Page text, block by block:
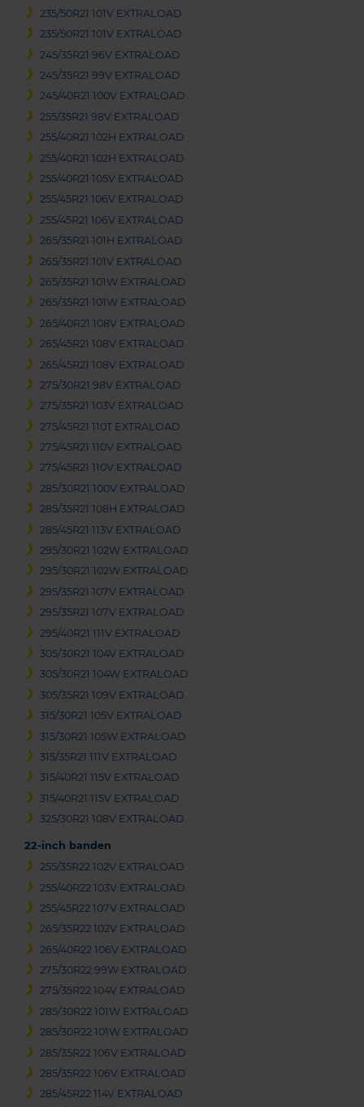
235/50R21 101V EXTRALOAD
235/50R21 101V EXTRALOAD
245/35R21 96V EXTRALOAD
245/35R21 99V EXTRALOAD
245/40R21 100V EXTRALOAD
255/35R21 98V EXTRALOAD
255/40R21 102H EXTRALOAD
255/40R21 102H EXTRALOAD
255/40R21 105V EXTRALOAD
255/45R21 106V EXTRALOAD
255/45R21 106V EXTRALOAD
265/35R21 101H EXTRALOAD
265/35R21 101V EXTRALOAD
265/35R21 101W EXTRALOAD
265/35R21 101W EXTRALOAD
265/40R21 108V EXTRALOAD
265/45R21 108V EXTRALOAD
265/45R21 108V EXTRALOAD
275/30R21 98V EXTRALOAD
275/35R21 103V EXTRALOAD
275/45R21 110T EXTRALOAD
275/45R21 110V EXTRALOAD
275/45R21 110V EXTRALOAD
285/30R21 100V EXTRALOAD
285/35R21 108H EXTRALOAD
285/45R21 113V EXTRALOAD
295/30R21 102W EXTRALOAD
295/30R21 102W EXTRALOAD
295/35R21 107V EXTRALOAD
295/35R21 107V EXTRALOAD
295/40R21 111V EXTRALOAD
305/30R21 104V EXTRALOAD
305/30R21 104W EXTRALOAD
305/35R21 109V EXTRALOAD
315/30R21 105V EXTRALOAD
315/30R21 105W EXTRALOAD
315/35R21 111V EXTRALOAD
315/40R21 115V EXTRALOAD
315/40R21 115V EXTRALOAD
325/30R21 108V EXTRALOAD
22-inch banden
255/35R22 102V EXTRALOAD
255/40R22 103V EXTRALOAD
255/45R22 107V EXTRALOAD
265/35R22 102V EXTRALOAD
265/40R22 106V EXTRALOAD
275/30R22 99W EXTRALOAD
275/35R22 104V EXTRALOAD
285/30R22 101W EXTRALOAD
285/30R22 101W EXTRALOAD
285/35R22 106V EXTRALOAD
285/35R22 106V EXTRALOAD
285/45R22 114V EXTRALOAD